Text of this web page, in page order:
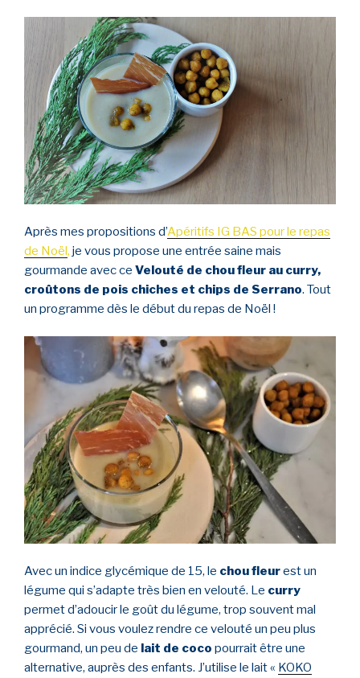
NOEL
#3 »
Après mes propositions d’Apéritifs IG BAS pour le repas
de Noël, je vous propose une entrée saine mais
gourmande avec ce Velouté de chou fleur au curry,
croûtons de pois chiches et chips de Serrano. Tout
un programme dès le début du repas de Noël !
Avec un indice glycémique de 15, le chou fleurest un
légume qui s’adapte très bien en velouté. Le curry
permet d’adoucir le goût du légume, trop souvent mal
apprécié. Si vous voulez rendre ce velouté un peu plus
gourmand, un peu de lait de coco pourrait être une
alternative, auprès des enfants. J’utilise le lait « KOKO